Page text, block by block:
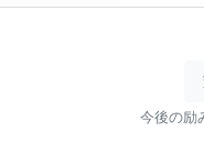
今後の励